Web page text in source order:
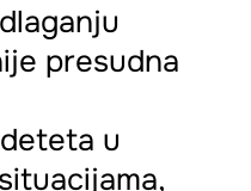
presudna
u